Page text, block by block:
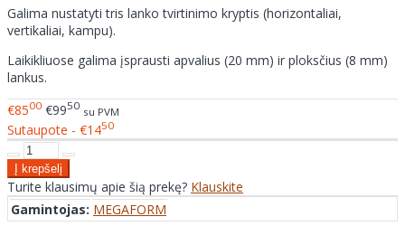
Galima nustatyti tris lanko tvirtinimo kryptis (horizontaliai,
vertikaliai, kampu).
Laikikliuose galima įsprausti apvalius (20 mm) ir ploksčius (8 mm)
lankus.
€8500 €9950 su PVM
Sutaupote - €1450
Turite klausimų apie šią prekę? Klauskite
Gamintojas: MEGAFORM